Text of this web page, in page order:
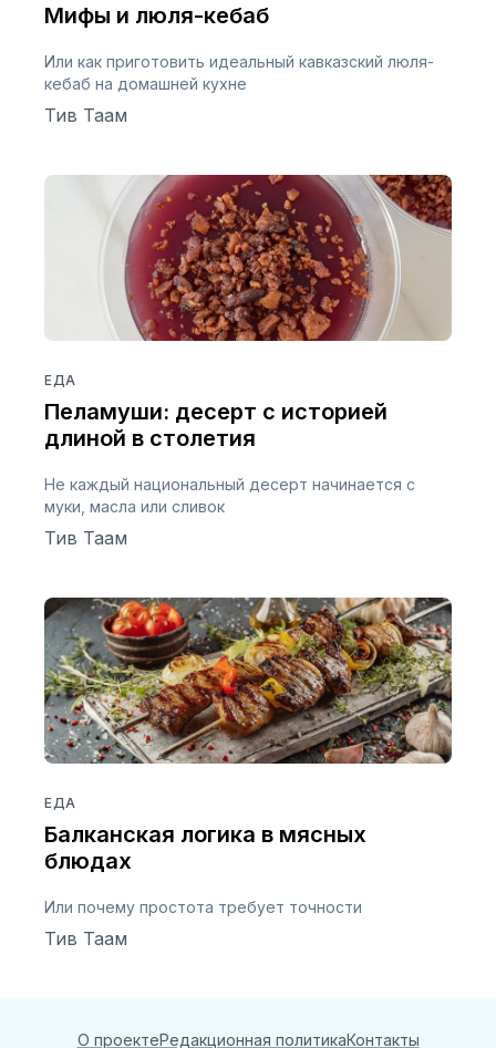
Мифы и люля-кебаб
Или как приготовить идеальный кавказский люля-
кебаб на домашней кухне
Тив Таам
ЕДА
Пеламуши: десерт с историей
длиной в столетия
Не каждый национальный десерт начинается с
муки, масла или сливок
Тив Таам
ЕДА
Балканская логика в мясных
блюдах
Или почему простота требует точности
Тив Таам
О проектеРедакционная политикаКонтакты